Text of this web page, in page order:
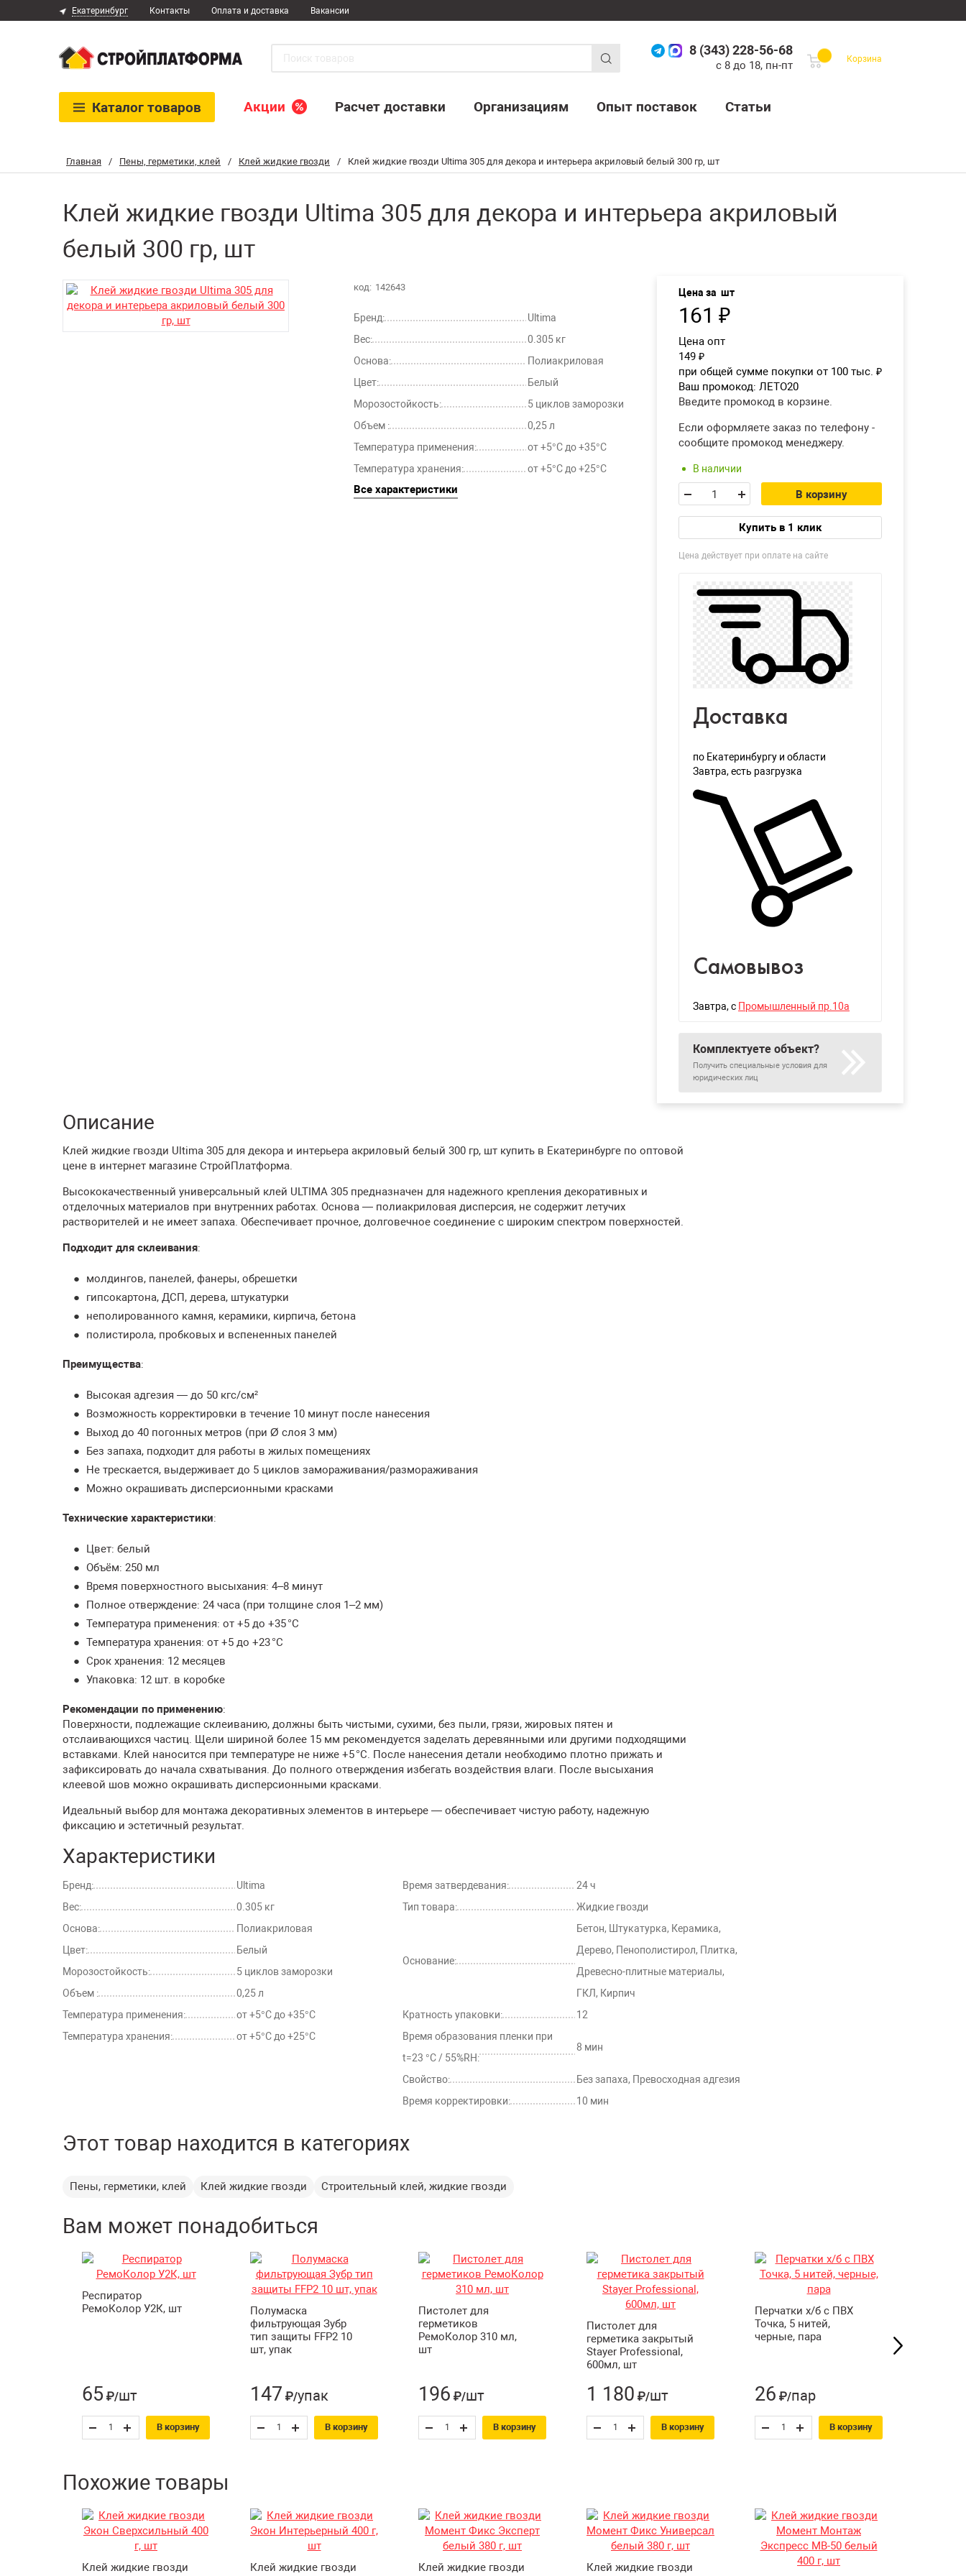
Главная / Пены, герметики, клей / Клей жидкие гвозди / Клей жидкие гвозди Ultima 305 для декора и интерьера акриловый белый 300 гр, шт
Клей жидкие гвозди Ultima 305 для декора и интерьера акриловый
белый 300 гр, шт
код: 142643
Бренд:
Ultima
Вес:
0.305 кг
Основа:
Полиакриловая
Цвет:
Белый
Морозостойкость:
5 циклов заморозки
Объем :
0,25 л
Температура применения:
от +5°С до +35°С
Температура хранения:
от +5°С до +25°С
Все характеристики
Цена за шт
161 ₽
Цена опт
149 ₽
при общей сумме покупки от 100 тыс. ₽
Ваш промокод: ЛЕТО20
Введите промокод в корзине.
Если оформляете заказ по телефону -
сообщите промокод менеджеру.
В наличии
В корзину
Купить в 1 клик
Цена действует при оплате на сайте
Доставка
по Екатеринбургу и области
Завтра, есть разгрузка
Самовывоз
Завтра, с Промышленный пр.10а
Комплектуете объект?
Получить специальные условия для
юридических лиц
Описание
Клей жидкие гвозди Ultima 305 для декора и интерьера акриловый белый 300 гр, шт купить в Екатеринбурге по оптовой
цене в интернет магазине СтройПлатформа.
Высококачественный универсальный клей ULTIMA 305 предназначен для надежного крепления декоративных и
отделочных материалов при внутренних работах. Основа — полиакриловая дисперсия, не содержит летучих
растворителей и не имеет запаха. Обеспечивает прочное, долговечное соединение с широким спектром поверхностей.
Подходит для склеивания:
молдингов, панелей, фанеры, обрешетки
гипсокартона, ДСП, дерева, штукатурки
неполированного камня, керамики, кирпича, бетона
полистирола, пробковых и вспененных панелей
Преимущества:
Высокая адгезия — до 50 кгс/см²
Возможность корректировки в течение 10 минут после нанесения
Выход до 40 погонных метров (при Ø слоя 3 мм)
Без запаха, подходит для работы в жилых помещениях
Не трескается, выдерживает до 5 циклов замораживания/размораживания
Можно окрашивать дисперсионными красками
Технические характеристики:
Цвет: белый
Объём: 250 мл
Время поверхностного высыхания: 4–8 минут
Полное отверждение: 24 часа (при толщине слоя 1–2 мм)
Температура применения: от +5 до +35 °C
Температура хранения: от +5 до +23 °C
Срок хранения: 12 месяцев
Упаковка: 12 шт. в коробке
Рекомендации по применению:
Поверхности, подлежащие склеиванию, должны быть чистыми, сухими, без пыли, грязи, жировых пятен и
отслаивающихся частиц. Щели шириной более 15 мм рекомендуется заделать деревянными или другими подходящими
вставками. Клей наносится при температуре не ниже +5 °C. После нанесения детали необходимо плотно прижать и
зафиксировать до начала схватывания. До полного отверждения избегать воздействия влаги. После высыхания
клеевой шов можно окрашивать дисперсионными красками.
Идеальный выбор для монтажа декоративных элементов в интерьере — обеспечивает чистую работу, надежную
фиксацию и эстетичный результат.
Характеристики
Бренд:
Ultima
Вес:
0.305 кг
Основа:
Полиакриловая
Цвет:
Белый
Морозостойкость:
5 циклов заморозки
Объем :
0,25 л
Температура применения:
от +5°С до +35°С
Температура хранения:
от +5°С до +25°С
Время затвердевания:
24 ч
Тип товара:
Жидкие гвозди
Основание:
Бетон, Штукатурка, Керамика,
Дерево, Пенополистирол, Плитка,
Древесно-плитные материалы,
ГКЛ, Кирпич
Кратность упаковки:
12
Время образования пленки при
t=23 °C / 55%RH:
8 мин
Свойство:
Без запаха, Превосходная адгезия
Время корректировки:
10 мин
Этот товар находится в категориях
Пены, герметики, клей Клей жидкие гвозди Строительный клей, жидкие гвозди
Вам может понадобиться
Респиратор
РемоКолор У2К, шт
65 ₽/шт
В корзину
Полумаска
фильтрующая Зубр
тип защиты FFP2 10
шт, упак
147 ₽/упак
В корзину
Пистолет для
герметиков
РемоКолор 310 мл,
шт
196 ₽/шт
В корзину
Пистолет для
герметика закрытый
Stayer Professional,
600мл, шт
1 180 ₽/шт
В корзину
Перчатки х/б с ПВХ
Точка, 5 нитей,
черные, пара
26 ₽/пар
В корзину
Похожие товары
Клей жидкие гвозди
Клей жидкие гвозди
Клей жидкие гвозди
Клей жидкие гвозди
Екатеринбург Контакты Оплата и доставка Вакансии
8 (343) 228-56-68
с 8 до 18, пн-пт
Корзина
Каталог товаров Акции Расчет доставки Организациям Опыт поставок Статьи